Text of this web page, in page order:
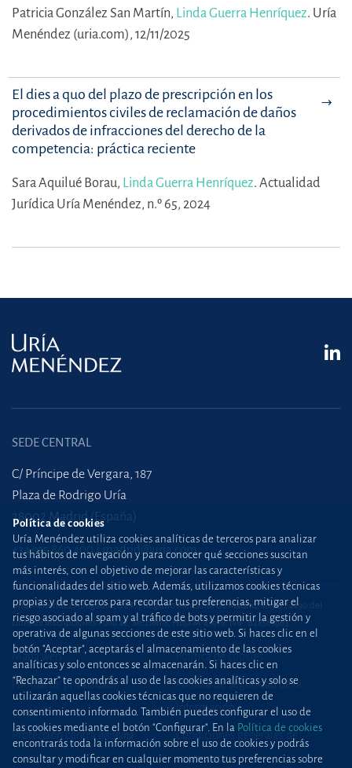
Patricia González San Martín, Linda Guerra Henríquez. Uría
Menéndez (uria.com), 12/11/2025
El dies a quo del plazo de prescripción en los
procedimientos civiles de reclamación de daños
derivados de infracciones del derecho de la
competencia: práctica reciente
Sara Aquilué Borau, Linda Guerra Henríquez. Actualidad
Jurídica Uría Menéndez, n.º 65, 2024
SEDE CENTRAL
C/ Príncipe de Vergara, 187
Plaza de Rodrigo Uría
28002 Madrid (España)
+34 915 860 400 madrid@uria.com
Uría Menéndez Abogados, S.L.P. | Registro Mercantil de Madrid, Tomo 24490 del
Libro de Inscripciones Folio 42, Sección 8, Hoja M-43976. NIF: B28563963
Mapa web Política de cookies
Política de privacidad
Política de Seguridad de la
Información
Protección contraphishing
Condiciones generales de
contratación
Política de cookies
Uría Menéndez utiliza cookies analíticas de terceros para analizar
tus hábitos de navegación y para conocer qué secciones suscitan
más interés, con el objetivo de mejorar las características y
funcionalidades del sitio web. Además, utilizamos cookies técnicas
propias y de terceros para recordar tus preferencias, mitigar el
riesgo asociado al spam y al tráfico de bots y permitir la gestión y
operativa de algunas secciones de este sitio web. Si haces clic en el
botón "Aceptar", aceptarás el almacenamiento de las cookies
analíticas y solo entonces se almacenarán. Si haces clic en
“Rechazar” te opondrás al uso de las cookies analíticas y solo se
utilizarán aquellas cookies técnicas que no requieren de
consentimiento informado. También puedes configurar el uso de
las cookies mediante el botón "Configurar". En la Política de cookies
encontrarás toda la información sobre el uso de cookies y podrás
consultar y modificar en cualquier momento tus preferencias sobre